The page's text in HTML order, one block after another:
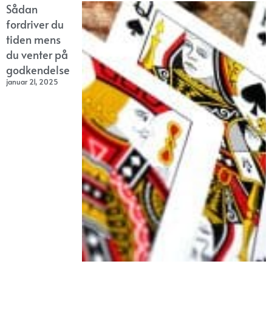
Sådan
fordriver du
tiden mens
du venter på
godkendelse
januar 21, 2025